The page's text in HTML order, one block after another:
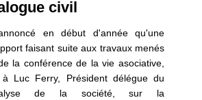
civil
en début d'année qu'une
faisant suite aux travaux menés
la conférence de la vie asociative,
Luc Ferry, Président délégue du
de la société, sur la